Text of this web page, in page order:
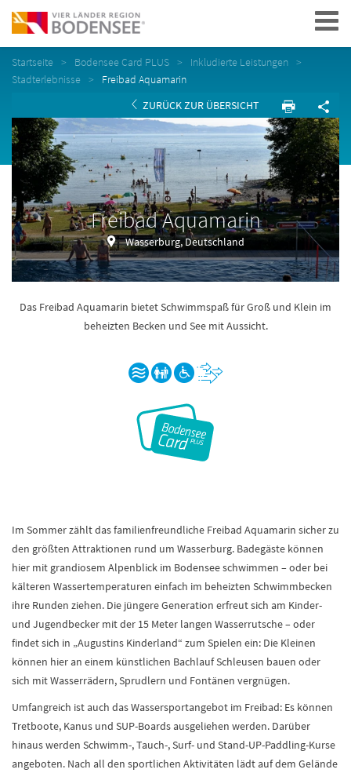
Navigation
Startseite Bodensee Card PLUS
Inkludierte Leistungen
Stadterlebnisse
Freibad Aquamarin
ZURÜCK ZUR ÜBERSICHT
Freibad Aquamarin
Wasserburg, Deutschland
Das Freibad Aquamarin bietet Schwimmspaß für Groß und Klein im
beheizten Becken und See mit Aussicht.
Im Sommer zählt das familienfreundliche Freibad Aquamarin sicher zu
den größten Attraktionen rund um Wasserburg. Badegäste können
hier mit grandiosem Alpenblick im Bodensee schwimmen – oder bei
kälteren Wassertemperaturen einfach im beheizten Schwimmbecken
ihre Runden ziehen. Die jüngere Generation erfreut sich am Kinder-
und Jugendbecker mit der 15 Meter langen Wasserrutsche – oder
findet sich in „Augustins Kinderland“ zum Spielen ein: Die Kleinen
können hier an einem künstlichen Bachlauf Schleusen bauen oder
sich mit Wasserrädern, Sprudlern und Fontänen vergnügen.
Umfangreich ist auch das Wassersportangebot im Freibad: Es können
Tretboote, Kanus und SUP-Boards ausgeliehen werden. Darüber
hinaus werden Schwimm-, Tauch-, Surf- und Stand-UP-Paddling-Kurse
angeboten. Nach all den sportlichen Aktivitäten lädt auf dem Gelände